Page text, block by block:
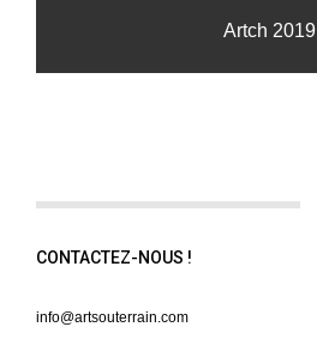
Artch 2019
CONTACTEZ-NOUS !
info@artsouterrain.com